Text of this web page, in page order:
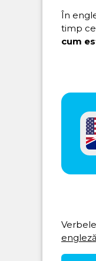
În
timp
cum
engleză